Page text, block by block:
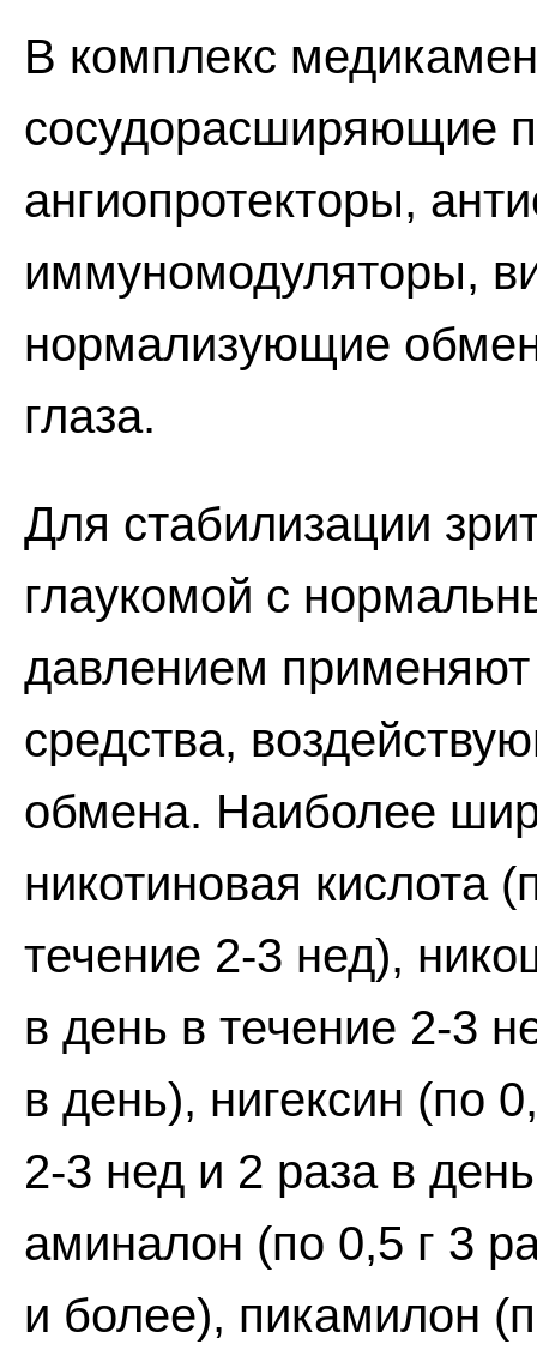
В комплекс
сосудорасширяющие
ангиопротекторы,
иммуномодуляторы,
нормализующие
глаза.
Для стабилизации
глаукомой с
давлением
средства,
обмена. Наиболее
никотиновая кислота
течение 2-3 нед),
в день в течение 2-3
в день), нигексин (по
2-3 нед и 2 раза в
аминалон (по 0,5 г 3
и более), пикамилон